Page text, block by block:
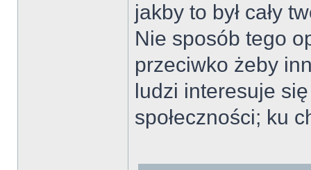
jakby to był cały
Nie sposób tego
przeciwko żeby
ludzi interesuje
społeczności; ku